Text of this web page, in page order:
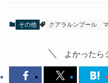
その他 クアラルンプール
よかったら